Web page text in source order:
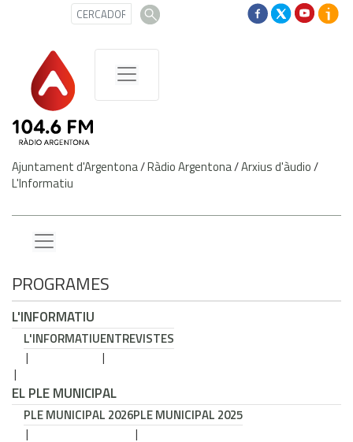
Ajuntament d'Argentona/Ràdio Argentona/Arxius d'àudio/
L'Informatiu
PROGRAMES
L'INFORMATIU
L'INFORMATIUENTREVISTES
EL PLE MUNICIPAL
PLE MUNICIPAL 2026PLE MUNICIPAL 2025